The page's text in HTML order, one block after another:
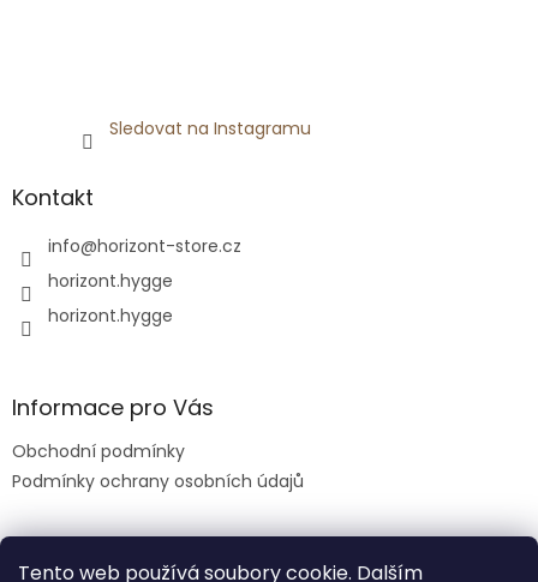
Tento web používá soubory cookie. Dalším
Sledovat na Instagramu
Kontakt
info@horizont-store.cz
horizont.hygge
horizont.hygge
Informace pro Vás
Obchodní podmínky
Podmínky ochrany osobních údajů